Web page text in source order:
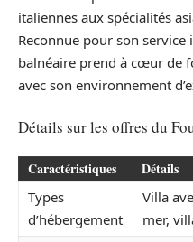
italiennes aux spécialités
Reconnue pour son
balnéaire prend à cœur de
avec son environnement
Détails sur les offres du
Caractéristiques Détails
Types
d’hébergement
Villa
mer,